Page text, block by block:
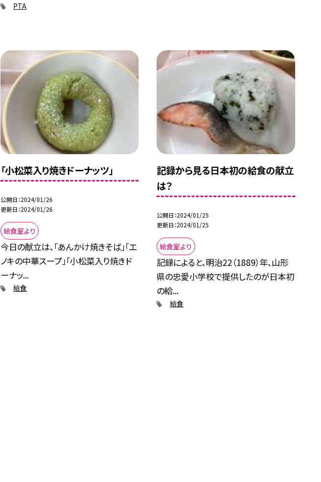
PTA
「小松菜入り焼きドーナッツ」
公開日 2024/01/26
更新日 2024/01/26
給食室より
今日の献立は、「あんかけ焼きそば」「エ
ノキの中華スープ」「小松菜入り焼きド
ーナッ...
給食
記録から見る日本初の給食の献立
は？
公開日 2024/01/25
更新日 2024/01/25
給食室より
記録によると、明治22（1889）年、山形
県の忠愛小学校で提供したのが日本初
の給...
給食